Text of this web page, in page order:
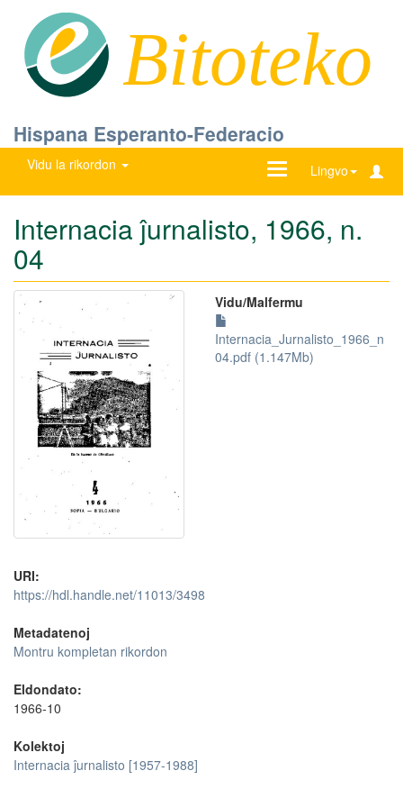
Bitoteko
Hispana Esperanto-Federacio
Vidu la rikordon Lingvo
Ŝanĝu
Internacia ĵurnalisto, 1966, n.
04
Vidu/Malfermu
Internacia_Jurnalisto_1966_n
04.pdf (1.147Mb)
URI:
https://hdl.handle.net/11013/3498
Metadatenoj
Montru kompletan rikordon
Eldondato:
1966-10
Kolektoj
Internacia ĵurnalisto [1957-1988]